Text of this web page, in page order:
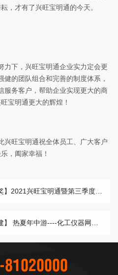
，才有了兴旺宝明通的今天。
力下，兴旺宝明通企业实力定会更
健的团队组合和完善的制度体系，
服务客户，帮助企业实现更大的商
宝明通更大的辉煌！
兴旺宝明通祝全体员工、广大客户
，阖家幸福！
兴旺宝明通暨第三季度颁奖大会圆满落下帷幕
夏年中游----化工仪器网大乐安吉
81020000